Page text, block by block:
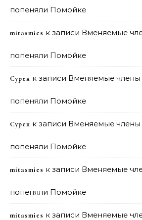
попеняли Помойке
mitasmies к записи Вменяемые
попеняли Помойке
Сурен к записи Вменяемые члены
попеняли Помойке
Сурен к записи Вменяемые члены
попеняли Помойке
mitasmies к записи Вменяемые
попеняли Помойке
mitasmies к записи Вменяемые